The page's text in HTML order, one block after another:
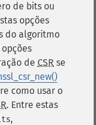
de bits ou
opções
do algoritmo
de CSR se
como usar o
. Entre estas
,